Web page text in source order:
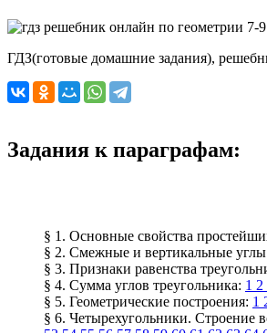
ГДЗ(готовые домашние задания),
Задания к параграфам:
§ 1. Основные свойства
§ 2. Смежные и вертикальные
§ 3. Признаки равенства
§ 4. Сумма углов треугольника: 1 2
§ 5. Геометрические построения: 1
§ 6. Четырехугольники. Строение